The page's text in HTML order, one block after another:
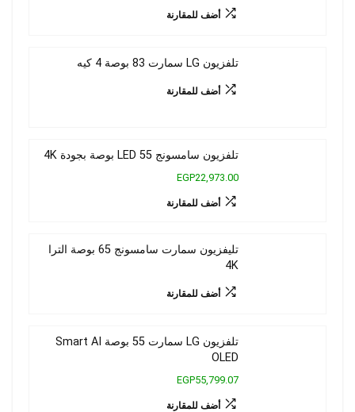
أضف للمقارنة
تلفزيون LG سمارت 83 بوصة 4 كيه
أضف للمقارنة
تلفزيون سامسونج LED 55 بوصة بجودة 4K
EGP22,973.00
أضف للمقارنة
تليفزيون سمارت سامسونج 65 بوصة الترا
4K
أضف للمقارنة
تلفزيون LG سمارت 55 بوصة Smart AI
OLED
EGP55,799.07
أضف للمقارنة